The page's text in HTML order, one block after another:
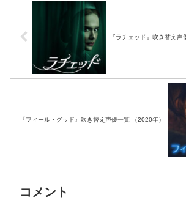
『ラチェッド』吹き替え声
『フィール・グッド』吹き替え声優一覧 （2020年）
コメント